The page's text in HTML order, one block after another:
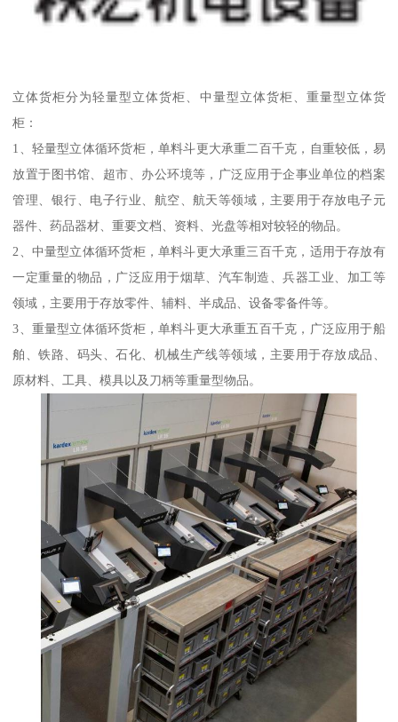
立体货柜分为轻量型立体货柜、中量型立体货柜、重量型立体货
柜：
1、轻量型立体循环货柜，单料斗更大承重二百千克，自重较低，易
放置于图书馆、超市、办公环境等，广泛应用于企事业单位的档案
管理、银行、电子行业、航空、航天等领域，主要用于存放电子元
器件、药品器材、重要文档、资料、光盘等相对较轻的物品。
2、中量型立体循环货柜，单料斗更大承重三百千克，适用于存放有
一定重量的物品，广泛应用于烟草、汽车制造、兵器工业、加工等
领域，主要用于存放零件、辅料、半成品、设备零备件等。
3、重量型立体循环货柜，单料斗更大承重五百千克，广泛应用于船
舶、铁路、码头、石化、机械生产线等领域，主要用于存放成品、
原材料、工具、模具以及刀柄等重量型物品。